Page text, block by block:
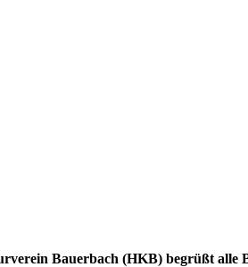
Bauerbach (HKB) begrüßt alle